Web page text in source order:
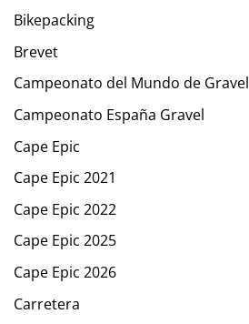
Bikepacking
Brevet
Campeonato del Mundo de Gravel
Campeonato España Gravel
Cape Epic
Cape Epic 2021
Cape Epic 2022
Cape Epic 2025
Cape Epic 2026
Carretera